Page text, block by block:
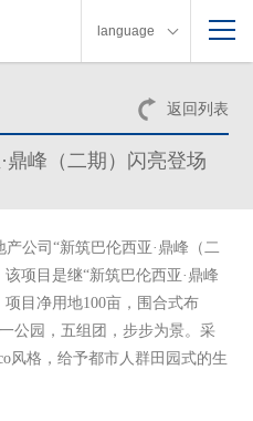
language
返回列表
鼎峰（二期）闪亮登场
公司“新筑巴伦西亚·鼎峰（二
项目是继“新筑巴伦西亚·鼎峰
项目净用地100亩，围合式布
公园，五组团，步步为景。采
风格，给予都市人群田园式的生